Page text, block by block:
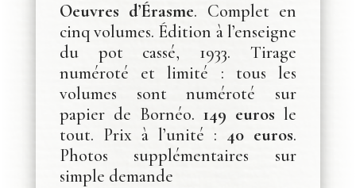
Oeuvres d’Érasme. Complet en
cinq volumes. Édition à l’enseigne
du pot cassé, 1933. Tirage
numéroté et limité : tous les
volumes sont numéroté sur
papier de Bornéo. 149 euros le
tout. Prix à l’unité : 40 euros.
Photos supplémentaires sur
simple demande